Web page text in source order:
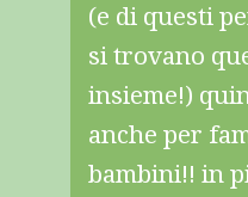
(e di questi
si trovano
insieme!)
anche per
bambini!! in